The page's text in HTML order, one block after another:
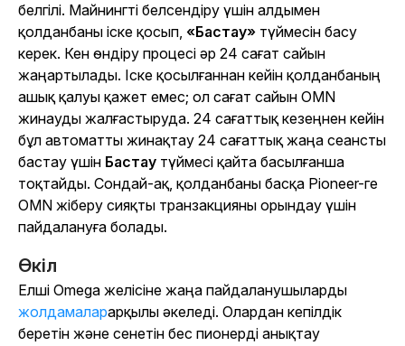
белгілі. Майнингті белсендіру үшін алдымен
қолданбаны іске қосып, «Бастау» түймесін басу
керек. Кен өндіру процесі әр 24 сағат сайын
жаңартылады. Іске қосылғаннан кейін қолданбаның
ашық қалуы қажет емес; ол сағат сайын OMN
жинауды жалғастыруда. 24 сағаттық кезеңнен кейін
бұл автоматты жинақтау 24 сағаттық жаңа сеансты
бастау үшін Бастау түймесі қайта басылғанша
тоқтайды. Сондай-ақ, қолданбаны басқа Pioneer-ге
OMN жіберу сияқты транзакцияны орындау үшін
пайдалануға болады.
Өкіл
Елші Omega желісіне жаңа пайдаланушыларды
жолдамаларарқылы әкеледі. Олардан кепілдік
беретін және сенетін бес пионерді анықтау